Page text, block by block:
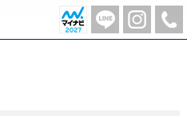
仙台出張のお土産といえば【2021-09-06更新】 | 蓮田市の不動産のことならアパマンショップ蓮田店-丸岩産業株式会社-